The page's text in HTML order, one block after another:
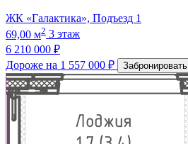
ЖК «Галактика», Подъезд 1
69,00 м2 3 этаж
6 210 000 ₽
Дороже на 1 557 000 ₽
Забронировать